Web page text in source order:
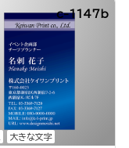
大きな文字
c-1147b